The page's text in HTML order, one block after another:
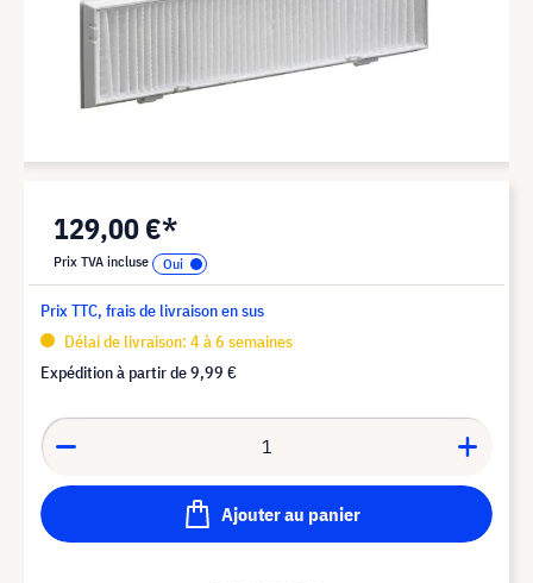
129,00 €*
Prix TVA incluse
Prix TTC, frais de livraison en sus
Délai de livraison: 4 à 6 semaines
Expédition à partir de9,99 €
Ajouter au panier